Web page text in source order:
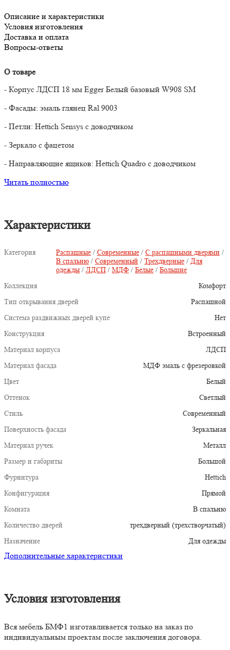
Описание и характеристики
Условия изготовления
Доставка и оплата
Вопросы-ответы
О товаре
- Корпус ЛДСП 18 мм Egger Белый базовый W908 SM
- Фасады: эмаль глянец Ral 9003
- Петли: Hettich Sensys с доводчиком
- Зеркало с фацетом
- Направляющие ящиков: Hettich Quadro с доводчиком
Читать полностью
Характеристики
Категория Распашные / Современные / С распашными дверями /
В спальню / Современный / Трехдверные / Для
одежды / ЛДСП / МДФ / Белые / Большие
Коллекция
Комфорт
Тип открывания дверей
Распашной
Система раздвижных дверей купе
Нет
Конструкция
Встроенный
Материал корпуса
ЛДСП
Материал фасада
МДФ эмаль с фрезеровкой
Цвет
Белый
Оттенок
Светлый
Стиль
Современный
Поверхность фасада
Зеркальная
Материал ручек
Металл
Размер и габариты
Большой
Фурнитура
Hettich
Конфигурация
Прямой
Комната
В спальню
Количество дверей
трехдверный (трехстворчатый)
Назначение
Для одежды
Дополнительные характеристики
Условия изготовления
Вся мебель БМФ1 изготавливается только на заказ по
индивидуальным проектам после заключения договора.